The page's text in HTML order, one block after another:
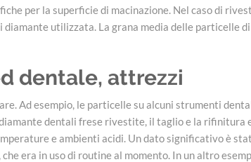
per la superficie di macinazione. Nel caso di
utilizzata. La grana media delle particelle
dentale, attrezzi
Ad esempio, le particelle su alcuni strumenti
dentali frese rivestite, il taglio e la rifinitura
e ambienti acidi. Un dato significativo è
era in uso di routine al momento. In un altro